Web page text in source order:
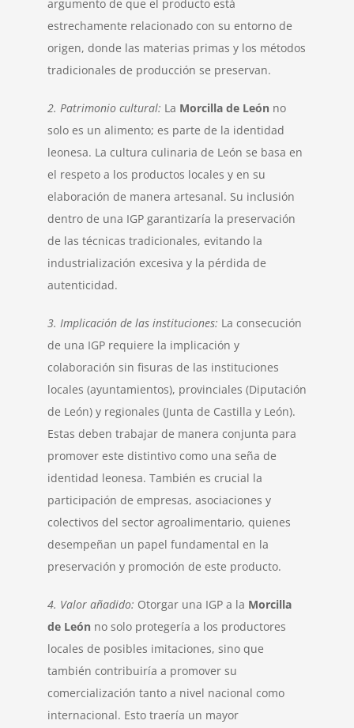
argumento de que el producto está
estrechamente relacionado con su entorno de
origen, donde las materias primas y los métodos
tradicionales de producción se preservan.
2. Patrimonio cultural: La Morcilla de León no
solo es un alimento; es parte de la identidad
leonesa. La cultura culinaria de León se basa en
el respeto a los productos locales y en su
elaboración de manera artesanal. Su inclusión
dentro de una IGP garantizaría la preservación
de las técnicas tradicionales, evitando la
industrialización excesiva y la pérdida de
autenticidad.
3. Implicación de las instituciones: La consecución
de una IGP requiere la implicación y
colaboración sin fisuras de las instituciones
locales (ayuntamientos), provinciales (Diputación
de León) y regionales (Junta de Castilla y León).
Estas deben trabajar de manera conjunta para
promover este distintivo como una seña de
identidad leonesa. También es crucial la
participación de empresas, asociaciones y
colectivos del sector agroalimentario, quienes
desempeñan un papel fundamental en la
preservación y promoción de este producto.
4. Valor añadido: Otorgar una IGP a la Morcilla
de León no solo protegería a los productores
locales de posibles imitaciones, sino que
también contribuiría a promover su
comercialización tanto a nivel nacional como
internacional. Esto traería un mayor